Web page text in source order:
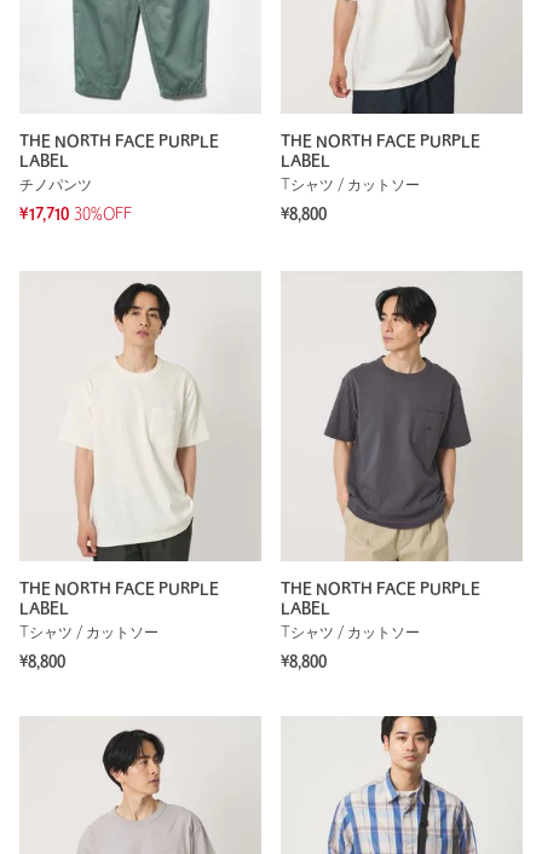
THE NORTH FACE PURPLE
LABEL
チノパンツ
¥17,710 30%OFF
THE NORTH FACE PURPLE
LABEL
Tシャツ / カットソー
¥8,800
THE NORTH FACE PURPLE
LABEL
Tシャツ / カットソー
¥8,800
THE NORTH FACE PURPLE
LABEL
Tシャツ / カットソー
¥8,800